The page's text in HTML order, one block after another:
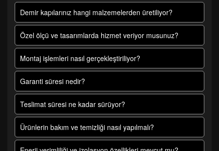
Demir kapılarınız hangi malzemelerden üretiliyor?
Özel ölçü ve tasarımlarda hizmet veriyor musunuz?
Montaj işlemleri nasıl gerçekleştiriliyor?
Garanti süresi nedir?
Teslimat süresi ne kadar sürüyor?
Ürünlerin bakım ve temizliği nasıl yapılmalı?